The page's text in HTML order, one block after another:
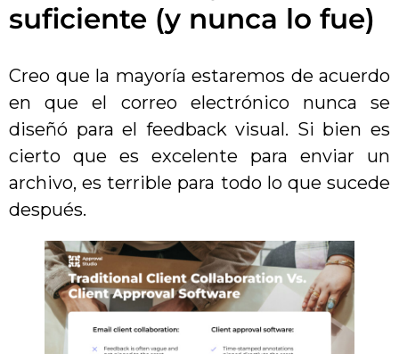
suficiente (y nunca lo fue)
Creo que la mayoría estaremos de acuerdo
en que el correo electrónico nunca se
diseñó para el feedback visual. Si bien es
cierto que es excelente para enviar un
archivo, es terrible para todo lo que sucede
después.